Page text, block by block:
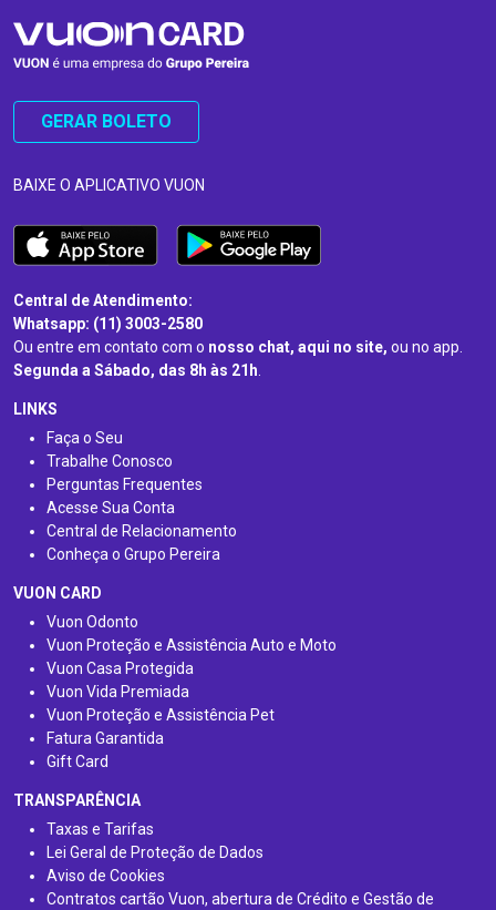
GERAR BOLETO
BAIXE O APLICATIVO VUON
Central de Atendimento:
Whatsapp: (11) 3003-2580
Ou entre em contato com o nosso chat, aqui no site, ou no app.
Segunda a Sábado, das 8h às 21h.
LINKS
Faça o Seu
Trabalhe Conosco
Perguntas Frequentes
Acesse Sua Conta
Central de Relacionamento
Conheça o Grupo Pereira
VUON CARD
Vuon Odonto
Vuon Proteção e Assistência Auto e Moto
Vuon Casa Protegida
Vuon Vida Premiada
Vuon Proteção e Assistência Pet
Fatura Garantida
Gift Card
TRANSPARÊNCIA
Taxas e Tarifas
Lei Geral de Proteção de Dados
Aviso de Cookies
Contratos cartão Vuon, abertura de Crédito e Gestão de